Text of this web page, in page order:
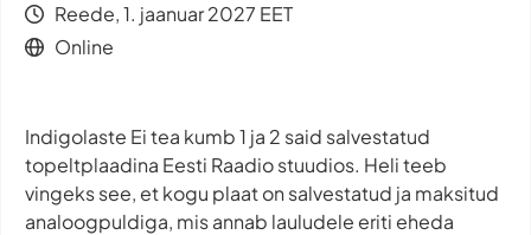
Reede, 1. jaanuar 2027 EET
Online
Indigolaste Ei tea kumb 1 ja 2 said salvestatud
topeltplaadina Eesti Raadio stuudios. Heli teeb
vingeks see, et kogu plaat on salvestatud ja maksitud
analoogpuldiga, mis annab lauludele eriti eheda